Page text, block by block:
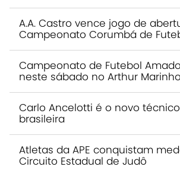
A.A. Castro vence jogo de
Campeonato Corumbá de
Campeonato de Futebol
neste sábado no Arthur Marinho
Carlo Ancelotti é o novo
brasileira
Atletas da APE conquistam
Circuito Estadual de Judô